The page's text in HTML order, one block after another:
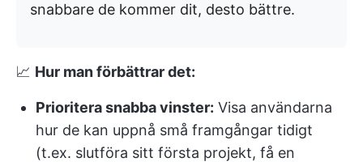
snabbare de kommer dit, desto bättre.
📈 Hur man förbättrar det:
Prioritera snabba vinster: Visa användarna
hur de kan uppnå små framgångar tidigt
(t.ex. slutföra sitt första projekt, få en